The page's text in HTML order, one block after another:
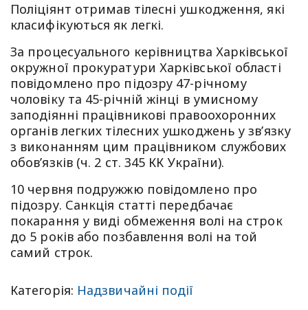
Поліціянт отримав тілесні ушкодження, які
класифікуються як легкі.
За процесуального керівництва Харківської
окружної прокуратури Харківської області
повідомлено про підозру 47-річному
чоловіку та 45-річній жінці в умисному
заподіянні працівникові правоохоронних
органів легких тілесних ушкоджень у звʼязку
з виконанням цим працівником службових
обовʼязків (ч. 2 ст. 345 КК України).
10 червня подружжю повідомлено про
підозру. Санкція статті передбачає
покарання у виді обмеження волі на строк
до 5 років або позбавлення волі на той
самий строк.
Категорія: Надзвичайні події